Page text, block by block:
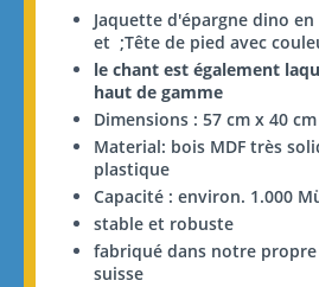
Jaquette d'épargne dino en
et ;Tête de pied avec
le chant est également
haut de gamme
Dimensions : 57 cm x 40
Material: bois MDF très
plastique
Capacité : environ. 1.000
stable et robuste
fabriqué dans notre
suisse